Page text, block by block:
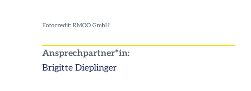
Fotocredit: RMOÖ GmbH
Ansprechpartner*in:
Brigitte Dieplinger